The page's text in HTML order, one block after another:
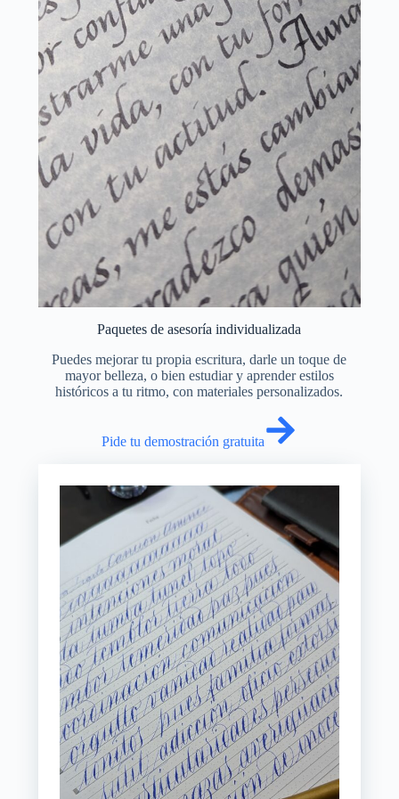
Paquetes de asesoría individualizada
Puedes mejorar tu propia escritura, darle un toque de
mayor belleza, o bien estudiar y aprender estilos
históricos a tu ritmo, con materiales personalizados.
Pide tu demostración gratuita